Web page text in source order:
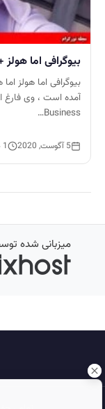
بیوگرافی اما
Business…
5 آگوست, 2020 1 دقیقه مطالعه
میزبانی شده